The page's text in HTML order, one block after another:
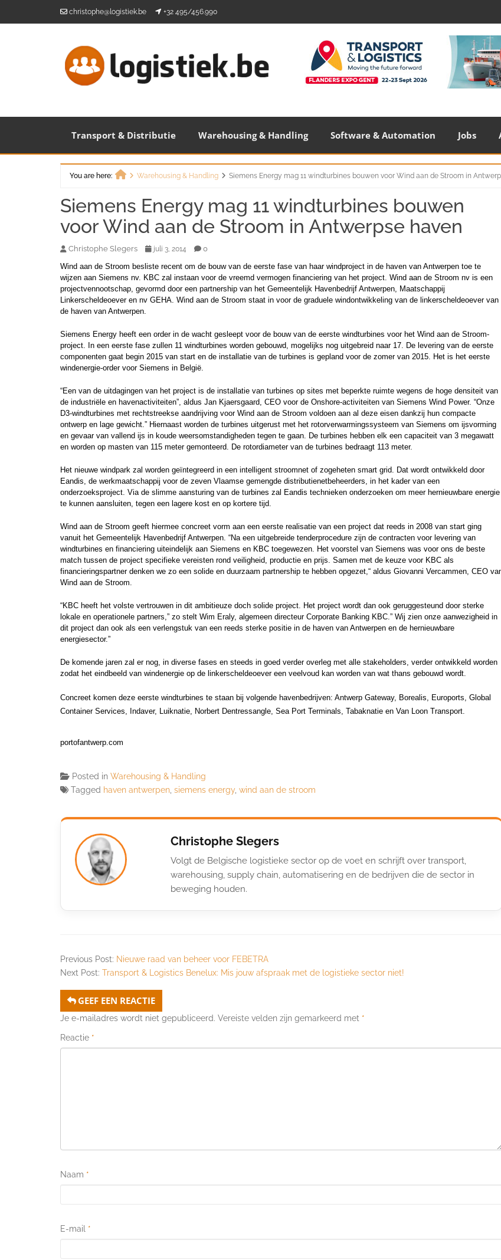
christophe@logistiek.be +32 495/456.990
Transport & Distributie Warehousing & Handling Software & Automation Jobs
You are here:
Warehousing & Handling Siemens Energy mag 11 windturbines bouwen voor Wind aan de Stroom in
Siemens Energy mag 11 windturbines bouwen
voor Wind aan de Stroom in Antwerpse haven
Christophe Slegers juli 3, 2014
0
Wind aan de Stroom besliste recent om de bouw van de eerste fase van haar windproject in de haven van Antwerpen toe te
wijzen aan Siemens nv. KBC zal instaan voor de vreemd vermogen financiering van het project. Wind aan de Stroom nv is een
projectvennootschap, gevormd door een partnership van het Gemeentelijk Havenbedrijf Antwerpen, Maatschappij
Linkerscheldeoever en nv GEHA. Wind aan de Stroom staat in voor de graduele windontwikkeling van de linkerscheldeoever van
de haven van Antwerpen.
Siemens Energy heeft een order in de wacht gesleept voor de bouw van de eerste windturbines voor het Wind aan de Stroom-
project. In een eerste fase zullen 11 windturbines worden gebouwd, mogelijks nog uitgebreid naar 17. De levering van de eerste
componenten gaat begin 2015 van start en de installatie van de turbines is gepland voor de zomer van 2015. Het is het eerste
windenergie-order voor Siemens in België.
“Een van de uitdagingen van het project is de installatie van turbines op sites met beperkte ruimte wegens de hoge densiteit van
de industriële en havenactiviteiten”, aldus Jan Kjaersgaard, CEO voor de Onshore-activiteiten van Siemens Wind Power. “Onze
D3-windturbines met rechtstreekse aandrijving voor Wind aan de Stroom voldoen aan al deze eisen dankzij hun compacte
ontwerp en lage gewicht.” Hiernaast worden de turbines uitgerust met het rotorverwarmingssysteem van Siemens om ijsvorming
en gevaar van vallend ijs in koude weersomstandigheden tegen te gaan. De turbines hebben elk een capaciteit van 3 megawatt
en worden op masten van 115 meter gemonteerd. De rotordiameter van de turbines bedraagt 113 meter.
Het nieuwe windpark zal worden geïntegreerd in een intelligent stroomnet of zogeheten smart grid. Dat wordt ontwikkeld door
Eandis, de werkmaatschappij voor de zeven Vlaamse gemengde distributienetbeheerders, in het kader van een
onderzoeksproject. Via de slimme aansturing van de turbines zal Eandis technieken onderzoeken om meer hernieuwbare energie
te kunnen aansluiten, tegen een lagere kost en op kortere tijd.
Wind aan de Stroom geeft hiermee concreet vorm aan een eerste realisatie van een project dat reeds in 2008 van start ging
vanuit het Gemeentelijk Havenbedrijf Antwerpen. “Na een uitgebreide tenderprocedure zijn de contracten voor levering van
windturbines en financiering uiteindelijk aan Siemens en KBC toegewezen. Het voorstel van Siemens was voor ons de beste
match tussen de project specifieke vereisten rond veiligheid, productie en prijs. Samen met de keuze voor KBC als
financieringspartner denken we zo een solide en duurzaam partnership te hebben opgezet,“ aldus Giovanni Vercammen, CEO
Wind aan de Stroom.
“KBC heeft het volste vertrouwen in dit ambitieuze doch solide project. Het project wordt dan ook geruggesteund door sterke
lokale en operationele partners,” zo stelt Wim Eraly, algemeen directeur Corporate Banking KBC.” Wij zien onze aanwezigheid in
dit project dan ook als een verlengstuk van een reeds sterke positie in de haven van Antwerpen en de hernieuwbare
energiesector.”
De komende jaren zal er nog, in diverse fases en steeds in goed verder overleg met alle stakeholders, verder ontwikkeld worden
zodat het eindbeeld van windenergie op de linkerscheldeoever een veelvoud kan worden van wat thans gebouwd wordt.
Concreet komen deze eerste windturbines te staan bij volgende havenbedrijven: Antwerp Gateway, Borealis, Euroports, Global
Container Services, Indaver, Luiknatie, Norbert Dentressangle, Sea Port Terminals, Tabaknatie en Van Loon Transport.
portofantwerp.com
Posted in Warehousing & Handling
Tagged haven antwerpen siemens energy, wind aan de stroom
Christophe Slegers
Volgt de Belgische logistieke sector op de voet en schrijft over transport,
warehousing, supply chain, automatisering en de bedrijven die de sector in
beweging houden.
Previous Post: Nieuwe raad van beheer voor FEBETRA
Next Post: Transport & Logistics Benelux: Mis jouw afspraak met de logistieke sector niet!
GEEF EEN REACTIE
Je e-mailadres wordt niet gepubliceerd. Vereiste velden zijn gemarkeerd met *
Reactie *
Naam *
E-mail *